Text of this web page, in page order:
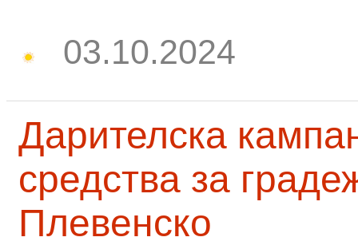
03.10.2024
Дарителска
средства за
Плевенско